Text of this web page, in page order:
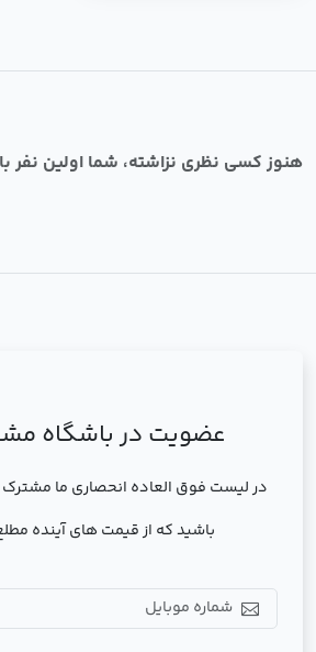
هنوز کسی نظری نزاشته، شما اولین نفر
عضویت در باشگاه
در لیست فوق العاده انحصاری ما
باشید که از قیمت های آینده